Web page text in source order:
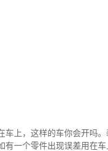
上，这样的车你会开吗
一个零件出现误差用在